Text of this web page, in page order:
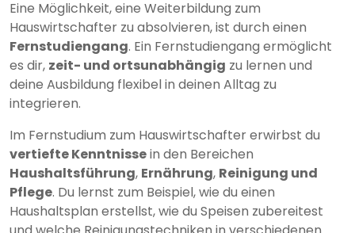
Eine Möglichkeit, eine Weiterbildung zum
Hauswirtschafter zu absolvieren, ist durch einen
Fernstudiengang. Ein Fernstudiengang ermöglicht
es dir, zeit- und ortsunabhängig zu lernen und
deine Ausbildung flexibel in deinen Alltag zu
integrieren.
Im Fernstudium zum Hauswirtschafter erwirbst du
vertiefte Kenntnissein den Bereichen
Haushaltsführung, Ernährung, Reinigung und
Pflege. Du lernst zum Beispiel, wie du einen
Haushaltsplan erstellst, wie du Speisen zubereitest